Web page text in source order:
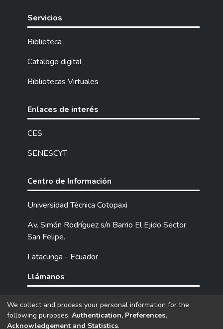
Servicios
Biblioteca
Catalogo digital
Bibliotecas Virtuales
Enlaces de interés
CES
SENESCYT
Centro de Información
Universidad Técnica Cotopaxi
Av. Simón Rodríguez s/n Barrio El Ejido Sector
San Felipe.
Latacunga - Ecuador
Llámanos
Tel: (593) 03 2252205 / 2252307 / 2252346.
We collect and process your personal information for the
following purposes: Authentication, Preferences,
Acknowledgement and Statistics.